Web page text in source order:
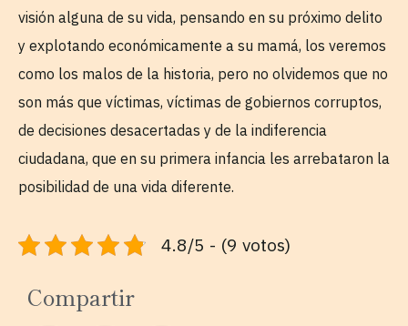
visión alguna de su vida, pensando en su próximo delito
y explotando económicamente a su mamá, los veremos
como los malos de la historia, pero no olvidemos que no
son más que víctimas, víctimas de gobiernos corruptos,
de decisiones desacertadas y de la indiferencia
ciudadana, que en su primera infancia les arrebataron la
posibilidad de una vida diferente.
4.8/5 - (9 votos)
Compartir